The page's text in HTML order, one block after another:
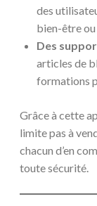
des
bien-être
Des
articles de
formations
Grâce à cette
limite pas à
chacun d’en
toute sécurité.